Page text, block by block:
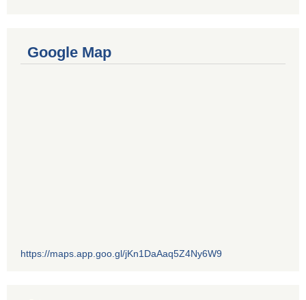
Google Map
https://maps.app.goo.gl/jKn1DaAaq5Z4Ny6W9